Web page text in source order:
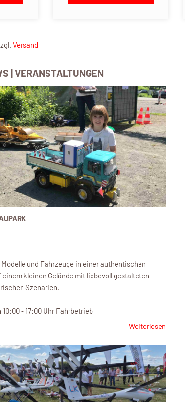
Versand
| VERANSTALTUNGEN
und Fahrzeuge in einer authentischen
einem kleinen Gelände mit liebevoll gestalteten
Szenarien.
- 17:00 Uhr Fahrbetrieb
Weiterlesen